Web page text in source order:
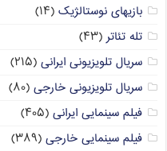
بازیهای نوستالژیک (۱۴)
تله تئاتر (۴۳)
سریال تلویزیونی ایرانی (۲۱۵)
سریال تلویزیونی خارجی (۸۰)
فیلم سینمایی ایرانی (۴۰۵)
فیلم سینمایی خارجی (۳۸۹)